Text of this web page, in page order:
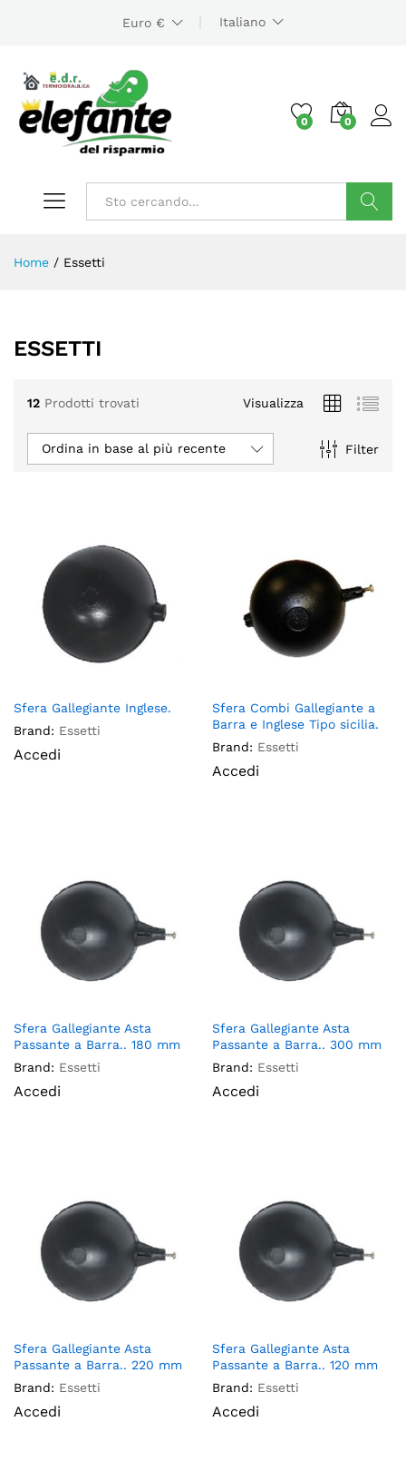
Euro € Italiano
0 0
Home / Essetti
ESSETTI
12 Prodotti trovati Visualizza
Filter
Ordina in base al più recente
Sfera Gallegiante Inglese.
Brand: Essetti
Accedi
Sfera Combi Gallegiante a
Barra e Inglese Tipo sicilia.
Brand: Essetti
Accedi
Sfera Gallegiante Asta
Passante a Barra.. 180 mm
Brand: Essetti
Accedi
Sfera Gallegiante Asta
Passante a Barra.. 300 mm
Brand: Essetti
Accedi
Sfera Gallegiante Asta
Passante a Barra.. 220 mm
Brand: Essetti
Accedi
Sfera Gallegiante Asta
Passante a Barra.. 120 mm
Brand: Essetti
Accedi